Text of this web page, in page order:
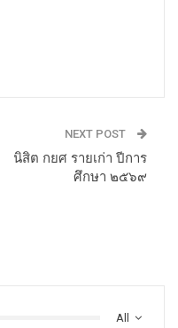
NEXT POST
นิสิต กยศ รายเก่า ปีการ
ศึกษา ๒๕๖๙
All